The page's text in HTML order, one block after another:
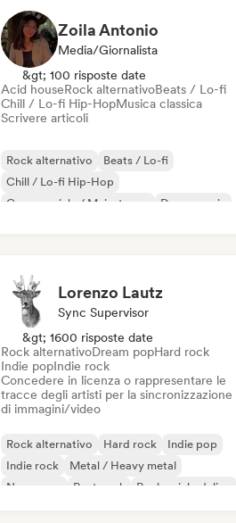
Zoila Antonio
Media/Giornalista
&gt; 100 risposte date
Acid houseRock alternativoBeats / Lo-fi
Chill / Lo-fi Hip-HopMusica classica
Scrivere articoli
Rock alternativo
Beats / Lo-fi
Chill / Lo-fi Hip-Hop
Commerciale / Mainstream
Dance music
Lorenzo Lautz
Sync Supervisor
&gt; 1600 risposte date
Rock alternativoDream popHard rock
Indie popIndie rock
Concedere in licenza o rappresentare le
tracce degli artisti per la sincronizzazione
di immagini/video
Rock alternativo Hard rock
Indie pop
Indie rock
Metal / Heavy metal
New wave
Post punk Rock psichedelico